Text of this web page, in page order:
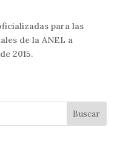
para las
de la ANEL a
2015.
Buscar